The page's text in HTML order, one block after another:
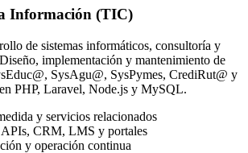
Información (TIC)
de sistemas informáticos, consultoría y
implementación y mantenimiento de
SysAgu@, SysPymes, CrediRut@ y
PHP, Laravel, Node.js y MySQL.
y servicios relacionados
APIs, CRM, LMS y portales
y operación continua